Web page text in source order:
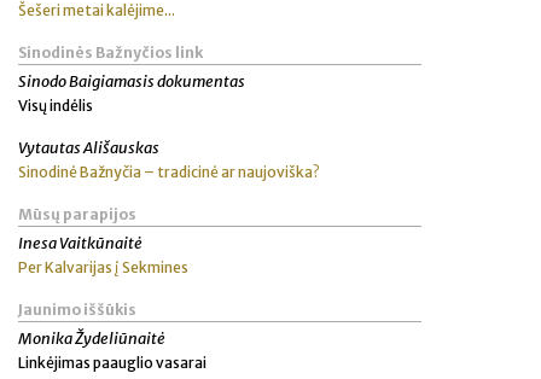
Šešeri metai kalėjime...
Sinodinės Bažnyčios link
Sinodo Baigiamasis dokumentas
Visų indėlis
Vytautas Ališauskas
Sinodinė Bažnyčia – tradicinė ar naujoviška?
Mūsų parapijos
Inesa Vaitkūnaitė
Per Kalvarijas į Sekmines
Jaunimo iššūkis
Monika Žydeliūnaitė
Linkėjimas paauglio vasarai